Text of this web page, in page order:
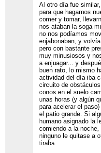
Al otro día fue
para que hagamos
comer y tomar,
nos ataban la soga
no nos podíamos
enjabonaban, y
pero con bastante
muy minusiosos y
a enjuagar... y
buen rato, lo mismo
actividad del día iba
circuito de
conos en el suelo
unas horas (y algún
para acelerar el
el patio grande. Si
humano asignado la
comiendo a la
ninguno le quitase a
tiraba.